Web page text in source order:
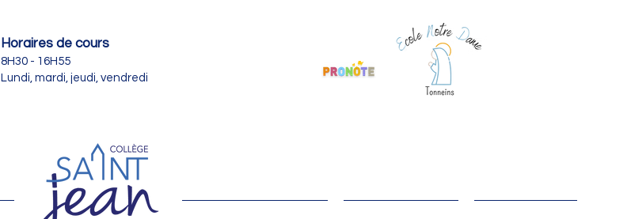
Horaires de cours
8H30 - 16H55
Lundi, mardi, jeudi, vendredi